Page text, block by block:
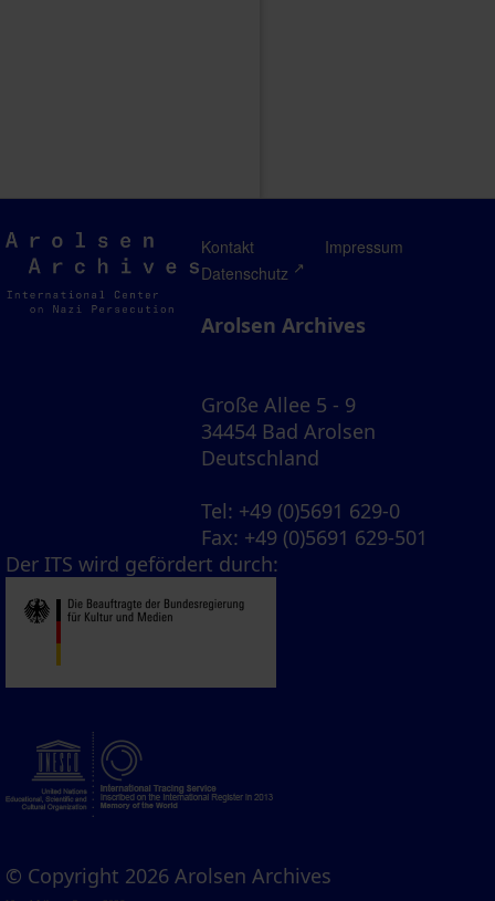
Arolsen
Archives
Kontakt
Impressum
Datenschutz
Arolsen Archives
Große Allee 5 - 9
34454 Bad Arolsen
Deutschland
Tel: +49 (0)5691 629-0
Fax: +49 (0)5691 629-501
Der ITS wird gefördert durch:
© Copyright 2026 Arolsen Archives